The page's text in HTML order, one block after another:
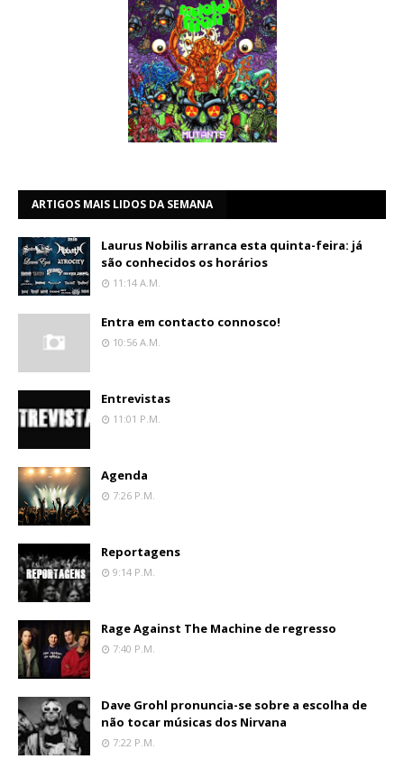
ARTIGOS MAIS LIDOS DA SEMANA
Laurus Nobilis arranca esta quinta-feira: já
são conhecidos os horários
11:14 A.m.
Entra em contacto connosco!
10:56 A.m.
Entrevistas
11:01 P.m.
Agenda
7:26 P.m.
Reportagens
9:14 P.m.
Rage Against The Machine de regresso
7:40 P.m.
Dave Grohl pronuncia-se sobre a escolha de
não tocar músicas dos Nirvana
7:22 P.m.